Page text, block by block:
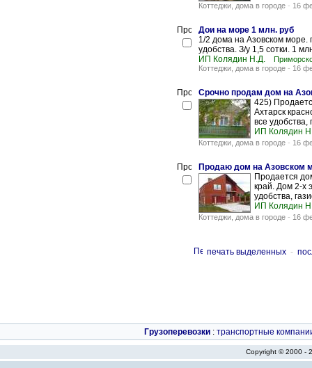
Коттеджи, дома в городе - 16
Дои на море 1 млн. руб
1/2 дома на Азовском море.
удобства. З/у 1,5 сотки. 1
ИП Колядин Н.Д.
Коттеджи, дома в городе - 16
Срочно продам дом на
425)
Ахтарск
все удобства,
ИП Колядин
Коттеджи, дома в городе - 16
Продаю дом на Азовском
Продается
край. Дом 2-х
удобства,
ИП Колядин
Коттеджи, дома в городе - 16
печать выделенных -
Грузоперевозки : транспортные
Copyright © 2000 -